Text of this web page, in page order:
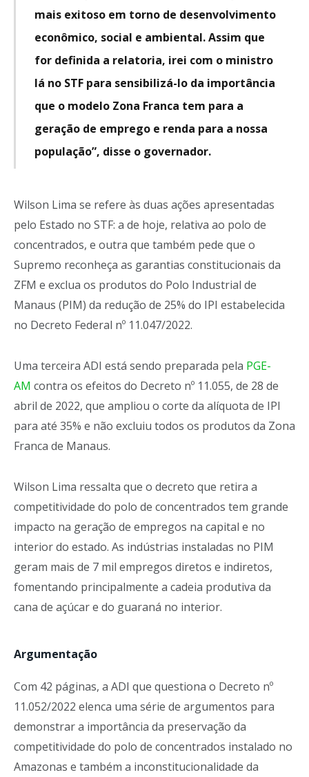
mais exitoso em torno de desenvolvimento
econômico, social e ambiental. Assim que
for definida a relatoria, irei com o ministro
lá no STF para sensibilizá-lo da importância
que o modelo Zona Franca tem para a
geração de emprego e renda para a nossa
população”, disse o governador.
Wilson Lima se refere às duas ações apresentadas
pelo Estado no STF: a de hoje, relativa ao polo de
concentrados, e outra que também pede que o
Supremo reconheça as garantias constitucionais da
ZFM e exclua os produtos do Polo Industrial de
Manaus (PIM) da redução de 25% do IPI estabelecida
no Decreto Federal nº 11.047/2022.
Uma terceira ADI está sendo preparada pela PGE-
AM contra os efeitos do Decreto nº 11.055, de 28 de
abril de 2022, que ampliou o corte da alíquota de IPI
para até 35% e não excluiu todos os produtos da Zona
Franca de Manaus.
Wilson Lima ressalta que o decreto que retira a
competitividade do polo de concentrados tem grande
impacto na geração de empregos na capital e no
interior do estado. As indústrias instaladas no PIM
geram mais de 7 mil empregos diretos e indiretos,
fomentando principalmente a cadeia produtiva da
cana de açúcar e do guaraná no interior.
Argumentação
Com 42 páginas, a ADI que questiona o Decreto nº
11.052/2022 elenca uma série de argumentos para
demonstrar a importância da preservação da
competitividade do polo de concentrados instalado no
Amazonas e também a inconstitucionalidade da